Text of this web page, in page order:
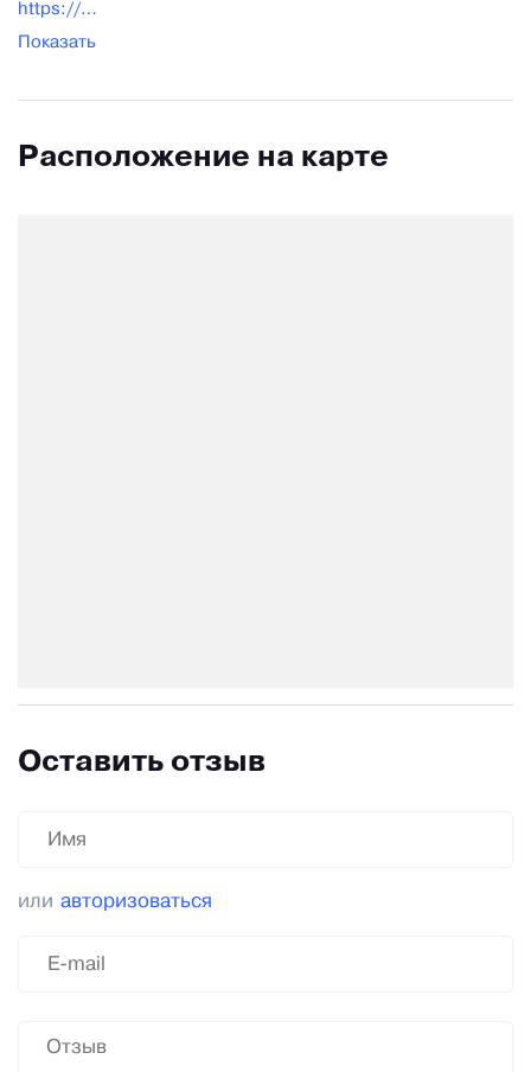
https://pizza-uno.ru/
Показать
Расположение на карте
Оставить отзыв
или авторизоваться